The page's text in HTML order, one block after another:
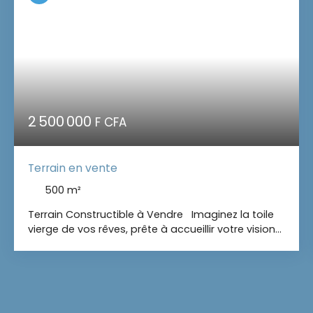
2 500 000F CFA
Terrain en vente
500 m²
Terrain Constructible à Vendre Imaginez la toile
vierge de vos rêves, prête à accueillir votre vision